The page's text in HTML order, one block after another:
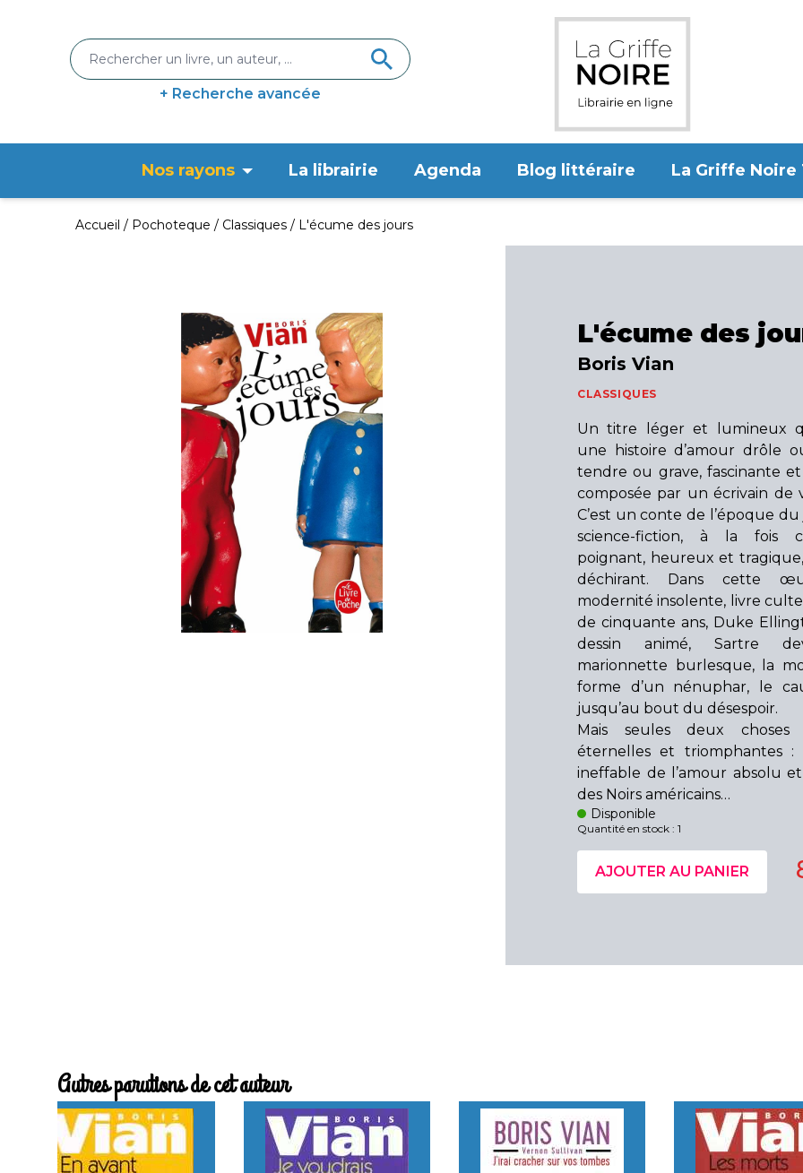
+ Recherche avancée
Nos rayons La librairie Agenda Blog littéraire La Griffe Noire
Accueil Pochoteque Classiques L'écume des jours
L'écume des
Boris Vian
CLASSIQUES
Un titre léger et lumineux
une histoire d’amour drôle
tendre ou grave, fascinante
composée par un écrivain de
C’est un conte de l’époque
science-fiction, à la fois
poignant, heureux et
déchirant. Dans cette
modernité insolente, livre
de cinquante ans, Duke
dessin animé, Sartre
marionnette burlesque, la
forme d’un nénuphar, le
jusqu’au bout du désespoir.
Mais seules deux choses
éternelles et triomphantes
ineffable de l’amour absolu
des Noirs américains…
Disponible
Quantité en stock : 1
AJOUTER AU PANIER
Autres parutions de cet auteur